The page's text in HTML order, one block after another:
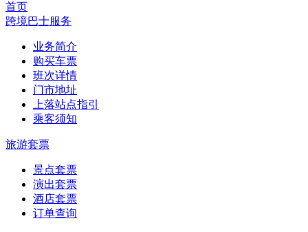
首页
跨境巴士服务
业务简介
购买车票
班次详情
门市地址
上落站点指引
乘客须知
旅游套票
景点套票
演出套票
酒店套票
订单查询